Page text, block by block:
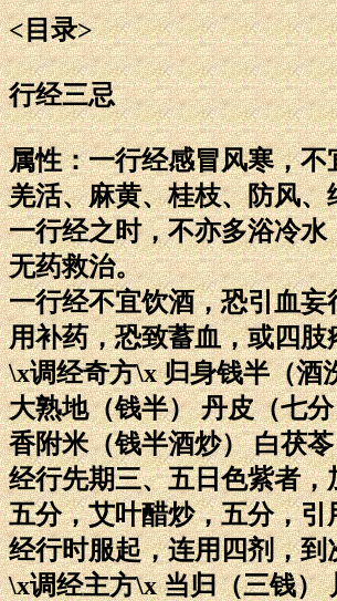
<目录>
行经三忌
属性：一行经感冒风寒，
羌活、麻黄、桂枝、防风、
一行经之时，不亦多浴冷
无药救治。
一行经不宜饮酒，恐引血
用补药，恐致蓄血，或四
\x调经奇方\x 归身钱半（酒
大熟地（钱半） 丹皮（七
香附米（钱半酒炒） 白茯
经行先期三、五日色紫者
五分，艾叶醋炒，五分，
经行时服起，连用四剂，
\x调经主方\x 当归（三钱）